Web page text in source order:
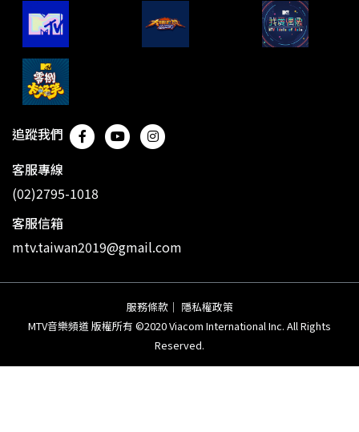
追蹤我們
客服專線
(02)2795-1018
客服信箱
mtv.taiwan2019@gmail.com
服務條款 ｜ 隱私權政策
MTV音樂頻道 版權所有 ©2020 Viacom International Inc. All Rights
Reserved.